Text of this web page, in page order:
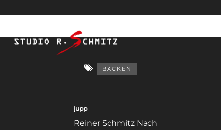
BACKEN
jupp
Reiner Schmitz Nach